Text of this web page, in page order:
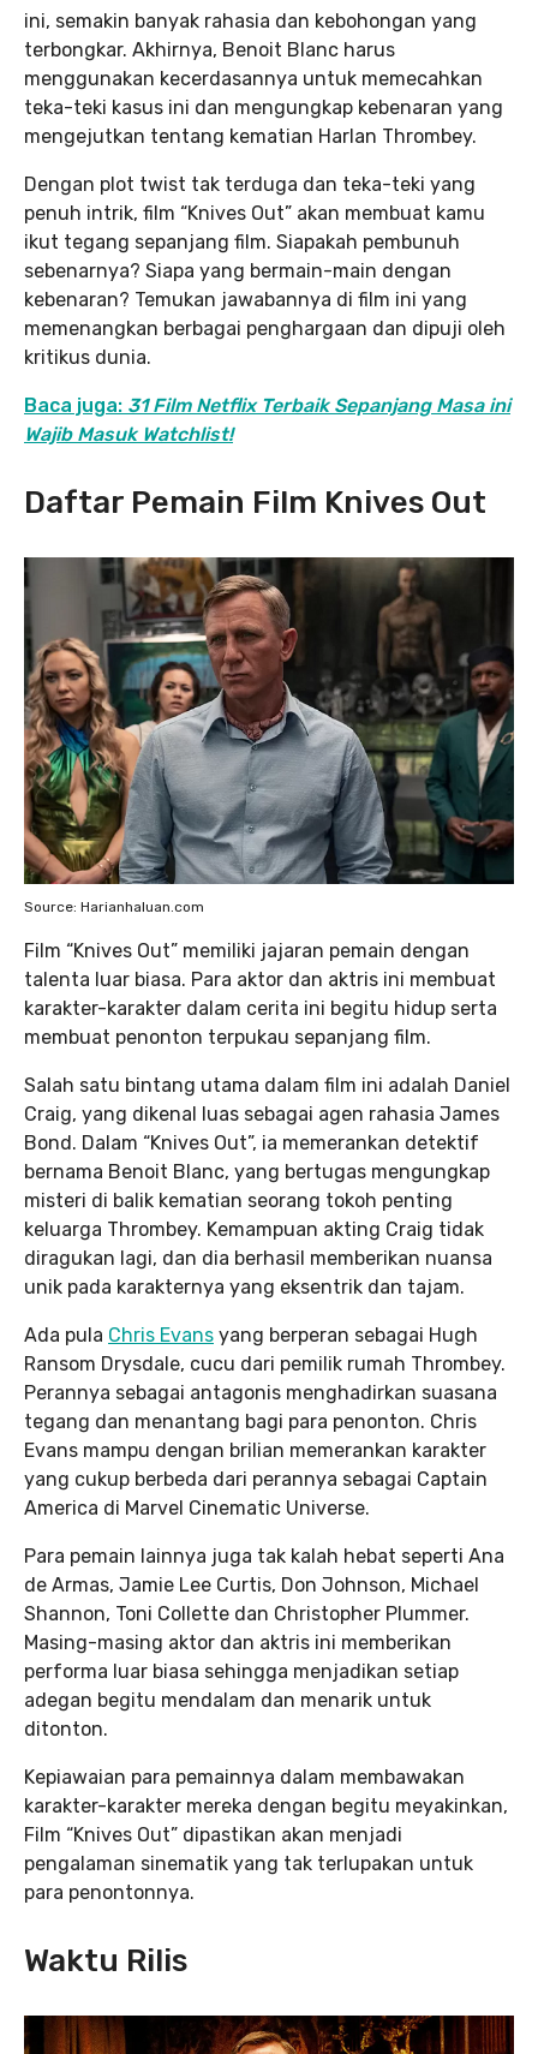
ini, semakin banyak rahasia dan kebohongan yang
terbongkar. Akhirnya, Benoit Blanc harus
menggunakan kecerdasannya untuk memecahkan
teka-teki kasus ini dan mengungkap kebenaran yang
mengejutkan tentang kematian Harlan Thrombey.
Dengan plot twist tak terduga dan teka-teki yang
penuh intrik, film “Knives Out” akan membuat kamu
ikut tegang sepanjang film. Siapakah pembunuh
sebenarnya? Siapa yang bermain-main dengan
kebenaran? Temukan jawabannya di film ini yang
memenangkan berbagai penghargaan dan dipuji oleh
kritikus dunia.
Baca juga: 31 Film Netflix Terbaik Sepanjang Masa ini
Wajib Masuk Watchlist!
Daftar Pemain Film Knives Out
Source: Harianhaluan.com
Film “Knives Out” memiliki jajaran pemain dengan
talenta luar biasa. Para aktor dan aktris ini membuat
karakter-karakter dalam cerita ini begitu hidup serta
membuat penonton terpukau sepanjang film.
Salah satu bintang utama dalam film ini adalah Daniel
Craig, yang dikenal luas sebagai agen rahasia James
Bond. Dalam “Knives Out”, ia memerankan detektif
bernama Benoit Blanc, yang bertugas mengungkap
misteri di balik kematian seorang tokoh penting
keluarga Thrombey. Kemampuan akting Craig tidak
diragukan lagi, dan dia berhasil memberikan nuansa
unik pada karakternya yang eksentrik dan tajam.
Ada pula Chris Evans yang berperan sebagai Hugh
Ransom Drysdale, cucu dari pemilik rumah Thrombey.
Perannya sebagai antagonis menghadirkan suasana
tegang dan menantang bagi para penonton. Chris
Evans mampu dengan brilian memerankan karakter
yang cukup berbeda dari perannya sebagai Captain
America di Marvel Cinematic Universe.
Para pemain lainnya juga tak kalah hebat seperti Ana
de Armas, Jamie Lee Curtis, Don Johnson, Michael
Shannon, Toni Collette dan Christopher Plummer.
Masing-masing aktor dan aktris ini memberikan
performa luar biasa sehingga menjadikan setiap
adegan begitu mendalam dan menarik untuk
ditonton.
Kepiawaian para pemainnya dalam membawakan
karakter-karakter mereka dengan begitu meyakinkan,
Film “Knives Out” dipastikan akan menjadi
pengalaman sinematik yang tak terlupakan untuk
para penontonnya.
Waktu Rilis